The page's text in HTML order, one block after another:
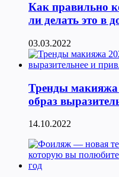
Как правильно
ли делать это в
03.03.2022
Тренды макияжа
образ
14.10.2022